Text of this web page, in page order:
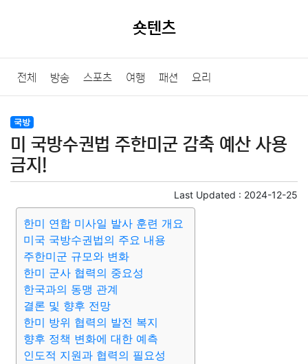
숏텐츠
전체 방송 스포츠 여행 패션 요리
국방
미 국방수권법 주한미군 감축 예산 사용
금지!
Last Updated : 2024-12-25
한미 연합 미사일 발사 훈련 개요
미국 국방수권법의 주요 내용
주한미군 규모와 변화
한미 군사 협력의 중요성
한국과의 동맹 관계
결론 및 향후 전망
한미 방위 협력의 발전 복지
향후 정책 변화에 대한 예측
인도적 지원과 협력의 필요성